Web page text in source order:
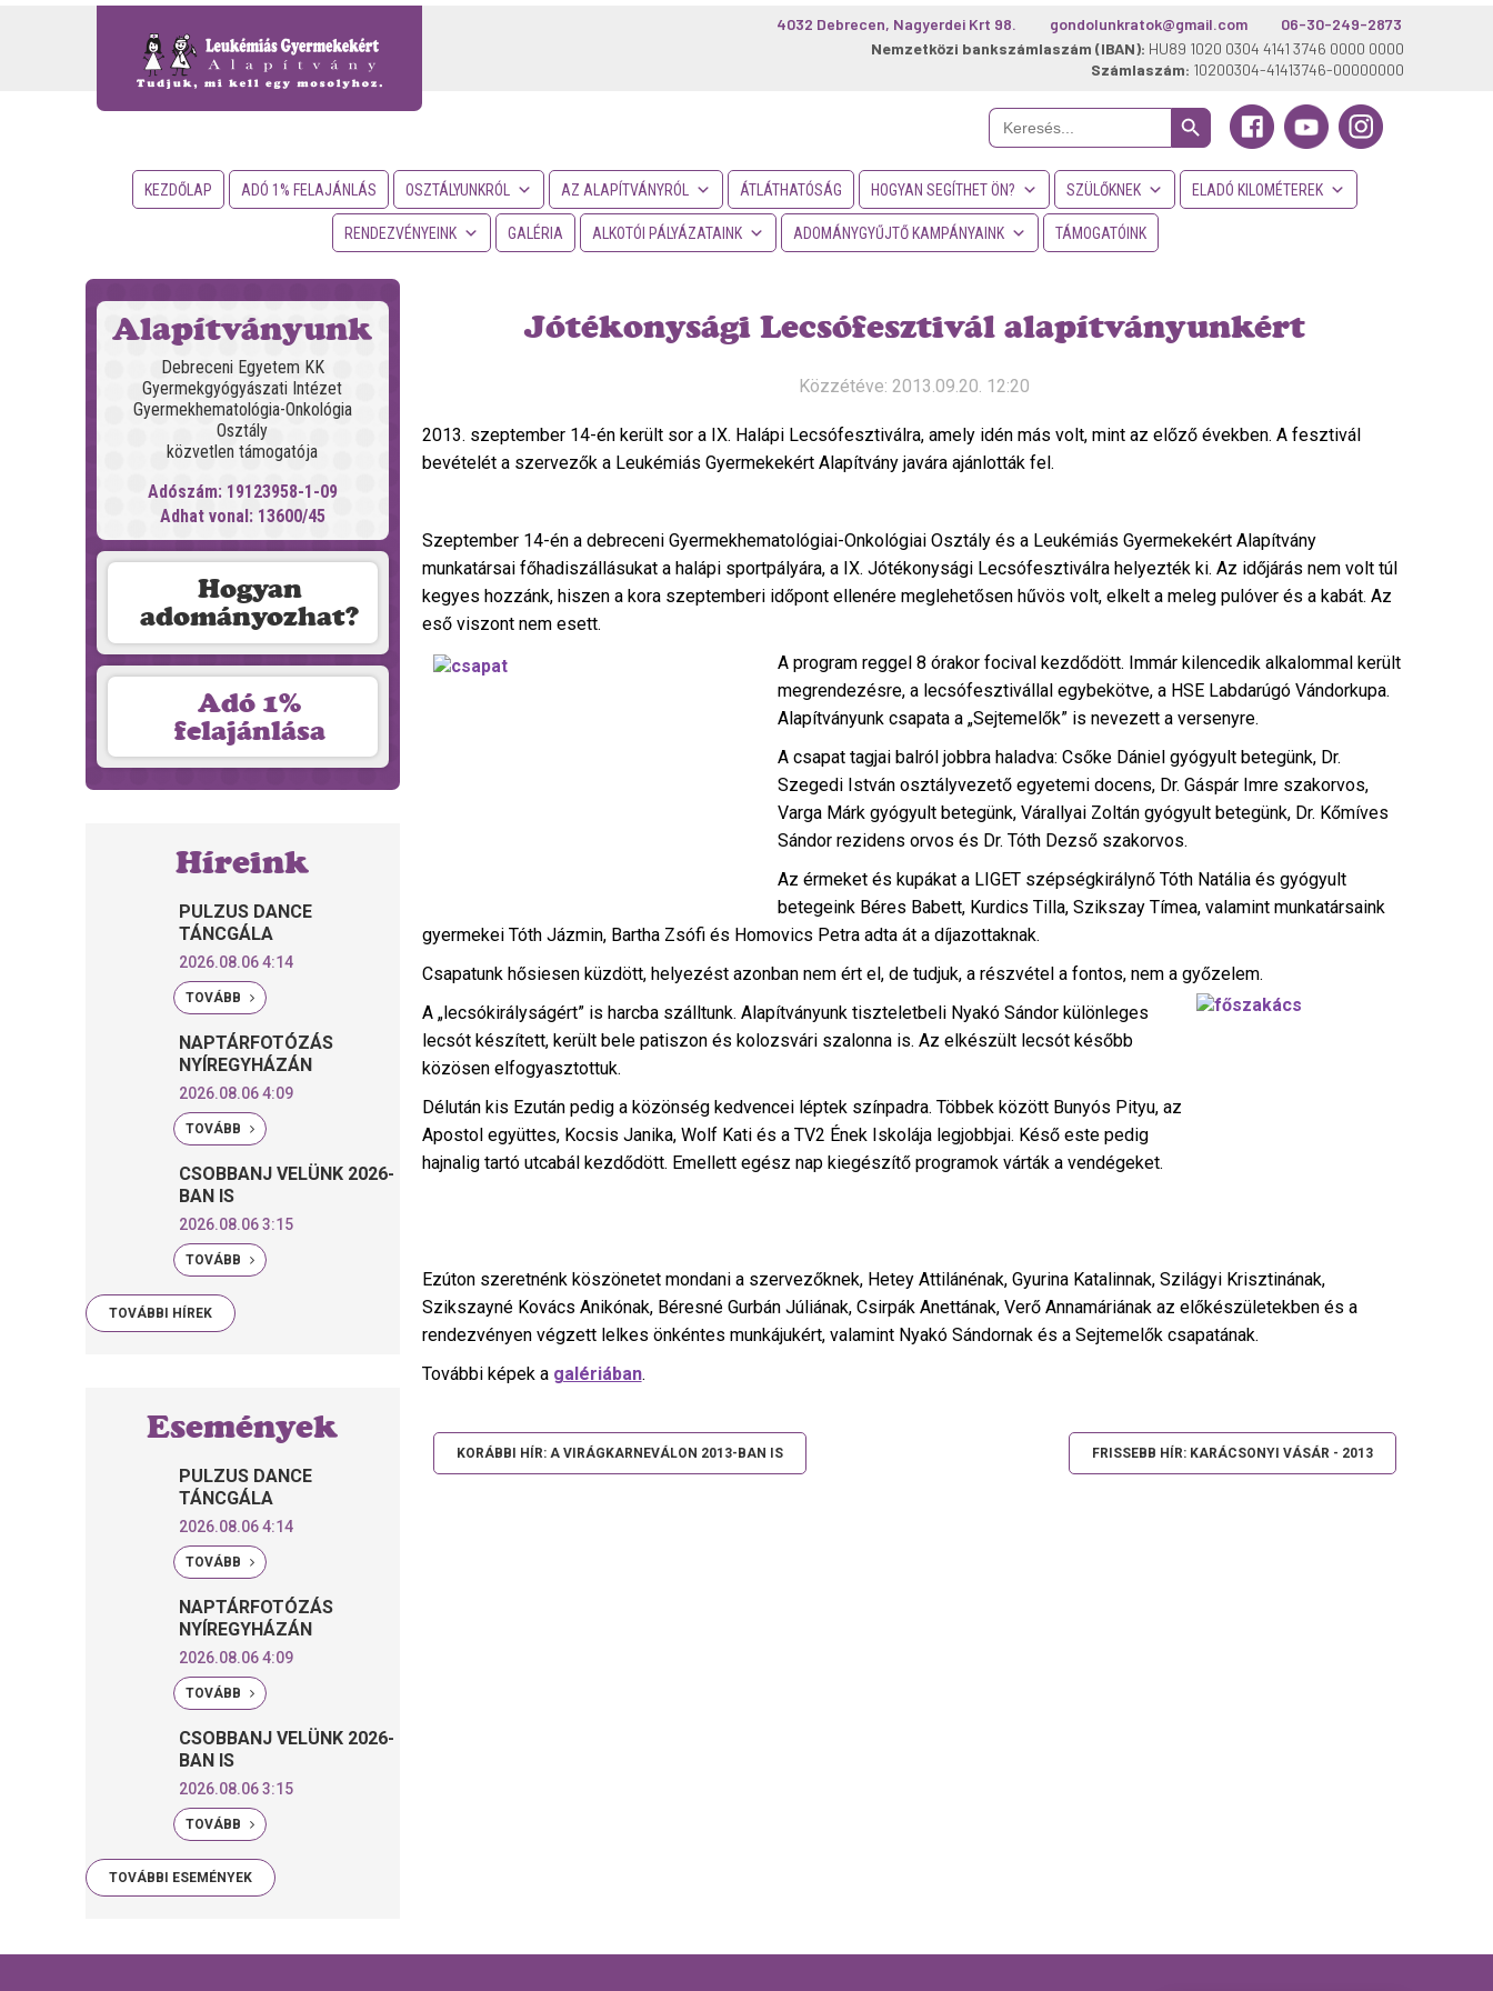
06-30-249-2873
gondolunkratok@gmail.com
4032 Debrecen, Nagyerdei Krt 98.
Nemzetközi bankszámlaszám (IBAN): HU89 1020 0304 4141 3746 0000 0000
Számlaszám: 10200304-41413746-00000000
Search
for:
Search Button
KEZDŐLAP ADÓ 1% FELAJÁNLÁS OSZTÁLYUNKRÓL AZ ALAPÍTVÁNYRÓL ÁTLÁTHATÓSÁG HOGYAN SEGÍTHET ÖN? SZÜLŐKNEK ELADÓ KILOMÉTEREK
RENDEZVÉNYEINK GALÉRIA ALKOTÓI PÁLYÁZATAINK ADOMÁNYGYŰJTŐ KAMPÁNYAINK TÁMOGATÓINK
Alapítványunk
Debreceni Egyetem KK
Gyermekgyógyászati Intézet
Gyermekhematológia-Onkológia
Osztály
közvetlen támogatója
Adószám: 19123958-1-09
Adhat vonal: 13600/45
Hogyan
adományozhat?
Adó 1%
felajánlása
Híreink
PULZUS DANCE
TÁNCGÁLA
2026.08.06 4:14
TOVÁBB
NAPTÁRFOTÓZÁS
NYÍREGYHÁZÁN
2026.08.06 4:09
TOVÁBB
CSOBBANJ VELÜNK 2026-
BAN IS
2026.08.06 3:15
TOVÁBB
TOVÁBBI HÍREK
Események
PULZUS DANCE
TÁNCGÁLA
2026.08.06 4:14
TOVÁBB
NAPTÁRFOTÓZÁS
NYÍREGYHÁZÁN
2026.08.06 4:09
TOVÁBB
CSOBBANJ VELÜNK 2026-
BAN IS
2026.08.06 3:15
TOVÁBB
TOVÁBBI ESEMÉNYEK
Jótékonysági Lecsófesztivál alapítványunkért
Közzétéve: 2013.09.20. 12:20
2013. szeptember 14-én került sor a IX. Halápi Lecsófesztiválra, amely idén más volt, mint az előző években. A fesztivál
bevételét a szervezők a Leukémiás Gyermekekért Alapítvány javára ajánlották fel.
Szeptember 14-én a debreceni Gyermekhematológiai-Onkológiai Osztály és a Leukémiás Gyermekekért Alapítvány
munkatársai főhadiszállásukat a halápi sportpályára, a IX. Jótékonysági Lecsófesztiválra helyezték ki. Az időjárás nem volt túl
kegyes hozzánk, hiszen a kora szeptemberi időpont ellenére meglehetősen hűvös volt, elkelt a meleg pulóver és a kabát. Az
eső viszont nem esett.
A program reggel 8 órakor focival kezdődött. Immár kilencedik alkalommal került
megrendezésre, a lecsófesztivállal egybekötve, a HSE Labdarúgó Vándorkupa.
Alapítványunk csapata a „Sejtemelők” is nevezett a versenyre.
A csapat tagjai balról jobbra haladva: Csőke Dániel gyógyult betegünk, Dr.
Szegedi István osztályvezető egyetemi docens, Dr. Gáspár Imre szakorvos,
Varga Márk gyógyult betegünk, Várallyai Zoltán gyógyult betegünk, Dr. Kőmíves
Sándor rezidens orvos és Dr. Tóth Dezső szakorvos.
Az érmeket és kupákat a LIGET szépségkirálynő Tóth Natália és gyógyult
betegeink Béres Babett, Kurdics Tilla, Szikszay Tímea, valamint munkatársaink
gyermekei Tóth Jázmin, Bartha Zsófi és Homovics Petra adta át a díjazottaknak.
Csapatunk hősiesen küzdött, helyezést azonban nem ért el, de tudjuk, a részvétel a fontos, nem a győzelem.
A „lecsókirályságért” is harcba szálltunk. Alapítványunk tiszteletbeli Nyakó Sándor különleges
lecsót készített, került bele patiszon és kolozsvári szalonna is. Az elkészült lecsót később
közösen elfogyasztottuk.
Délután kis Ezután pedig a közönség kedvencei léptek színpadra. Többek között Bunyós Pityu, az
Apostol együttes, Kocsis Janika, Wolf Kati és a TV2 Ének Iskolája legjobbjai. Késő este pedig
hajnalig tartó utcabál kezdődött. Emellett egész nap kiegészítő programok várták a vendégeket.
Ezúton szeretnénk köszönetet mondani a szervezőknek, Hetey Attilánénak, Gyurina Katalinnak, Szilágyi Krisztinának,
Szikszayné Kovács Anikónak, Béresné Gurbán Júliának, Csirpák Anettának, Verő Annamáriának az előkészületekben és a
rendezvényen végzett lelkes önkéntes munkájukért, valamint Nyakó Sándornak és a Sejtemelők csapatának.
További képek a galériában.
KORÁBBI HÍR: A VIRÁGKARNEVÁLON 2013-BAN IS FRISSEBB HÍR: KARÁCSONYI VÁSÁR - 2013